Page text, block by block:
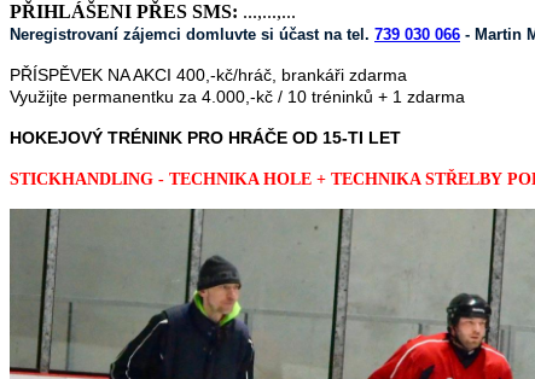
PŘIHLÁŠENI PŘES SMS: ...,...,...
Neregistrovaní zájemci domluvte si účast na tel. 739 030 066 - Martin
PŘÍSPĚVEK NA AKCI 400,-kč/hráč, brankáři zdarma
Využijte permanentku za 4.000,-kč / 10 tréninků + 1 zdarma
HOKEJOVÝ TRÉNINK PRO HRÁČE OD 15-TI LET
STICKHANDLING - TECHNIKA HOLE + TECHNIKA STŘELBY